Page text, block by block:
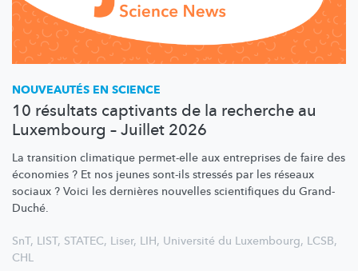
NOUVEAUTÉS EN SCIENCE
10 résultats captivants de la recherche au
Luxembourg – Juillet 2026
La transition climatique permet-elle aux entreprises de faire des
économies ? Et nos jeunes sont-ils stressés par les réseaux
sociaux ? Voici les dernières nouvelles scientifiques du Grand-
Duché.
SnT, LIST, STATEC, Liser, LIH, Université du Luxembourg, LCSB,
CHL